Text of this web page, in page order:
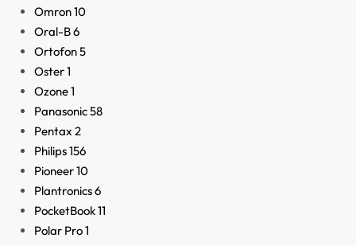
Omron10
Oral-B6
Ortofon5
Oster1
Ozone1
Panasonic58
Pentax 2
Philips156
Pioneer10
Plantronics6
PocketBook11
Polar Pro1